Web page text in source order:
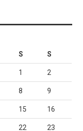
S S
1 2
8 9
15 16
22 23